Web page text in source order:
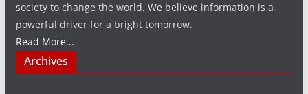
society to change the world. We believe information is a
powerful driver for a bright tomorrow.
Read More...
Archives